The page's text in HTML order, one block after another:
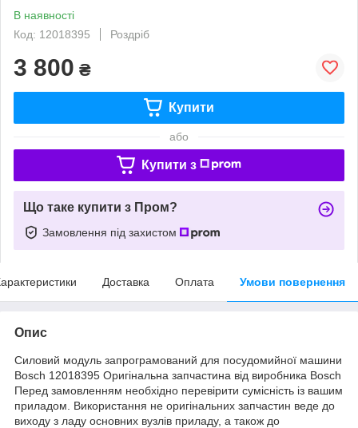
В наявності
Код: 12018395
Роздріб
3 800 ₴
Купити
або
Купити з
Що таке купити з Пром?
Замовлення під захистом
Доставка Оплата Умови повернення
Опис
Силовий модуль запрограмований для посудомийної машини
Bosch 12018395 Оригінальна запчастина від виробника Bosch
Перед замовленням необхідно перевірити сумісність із вашим
приладом. Використання не оригінальних запчастин веде до
виходу з ладу основних вузлів приладу, а також до